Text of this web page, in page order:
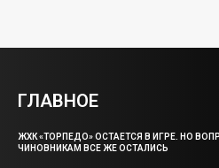
ГЛАВНОЕ
ЖХК «ТОРПЕДО» ОСТАЕТСЯ В ИГРЕ. НО
ЧИНОВНИКАМ ВСЕ ЖЕ ОСТАЛИСЬ